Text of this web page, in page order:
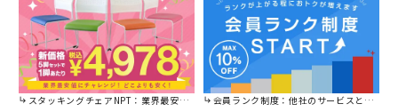
スタッキングチェアNPT：業界最安値に挑戦！ 会員ランク制度：他社のサービスと比較してください。